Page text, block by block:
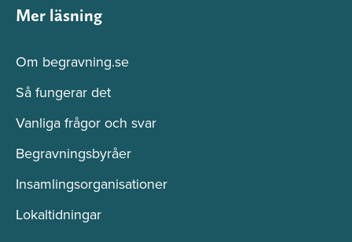
Mer läsning
Om begravning.se
Så fungerar det
Vanliga frågor och svar
Begravningsbyråer
Insamlingsorganisationer
Lokaltidningar